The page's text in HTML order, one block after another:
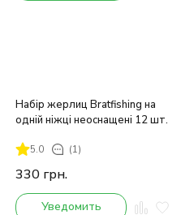
Набір жерлиц Bratfishing на
одній ніжці неоснащені 12 шт.
5.0 (1)
330 грн.
Уведомить